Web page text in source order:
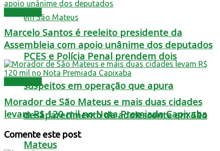
PCES e Polícia Penal prendem dois
suspeitos em operação que apura
desaparecimento de adolescente em São
Mateus
Marcelo Santos é reeleito presidente da
Assembleia com apoio unânime dos deputados
Morador de São Mateus e mais duas cidades
levam R$ 120 mil no Nota Premiada Capixaba
Comente este post